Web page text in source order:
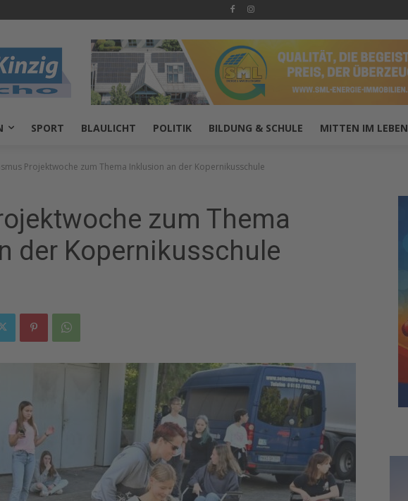
SPORT BLAULICHT POLITIK BILDUNG & SCHULE MITTEN IM LEBEN
Projektwoche zum Thema Inklusion an der Kopernikusschule
zum Thema
der Kopernikusschule